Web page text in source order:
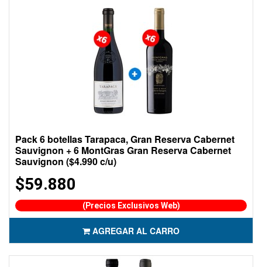
Pack 6 botellas Tarapaca, Gran Reserva Cabernet
Sauvignon + 6 MontGras Gran Reserva Cabernet
Sauvignon ($4.990 c/u)
$59.880
(Precios Exclusivos Web)
AGREGAR AL CARRO